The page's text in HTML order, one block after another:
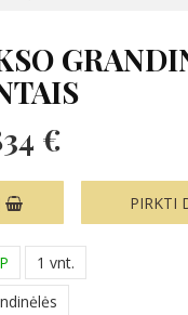
€
PIRKTI
1 vnt.